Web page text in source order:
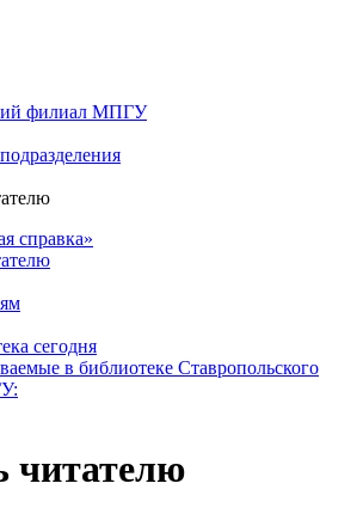
филиал МПГУ
справка»
сегодня
в библиотеке Ставропольского